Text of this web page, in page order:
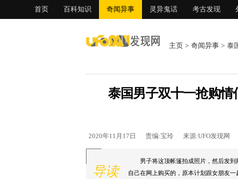
首页 百科知识 奇闻异事 灵异鬼话 考古发现
主页 > 奇闻异事 > 泰
泰国男子双十一抢购
2020年11月17日 责编:宝玲 来源:UFO发现网
导读
男子将这顶帐篷拍成照片，然后发
自己在网上购买的，原本计划跟女朋友